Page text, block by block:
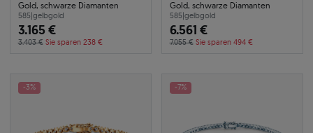
Gold, schwarze Diamanten
585|gelbgold
3.165 €
3.403 € Sie sparen 238 €
Gold, schwarze Diamanten
585|gelbgold
6.561 €
7.055 € Sie sparen 494 €
-3% -7%